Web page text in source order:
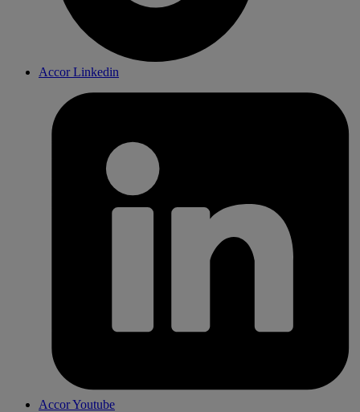
Accor Linkedin
Accor Youtube